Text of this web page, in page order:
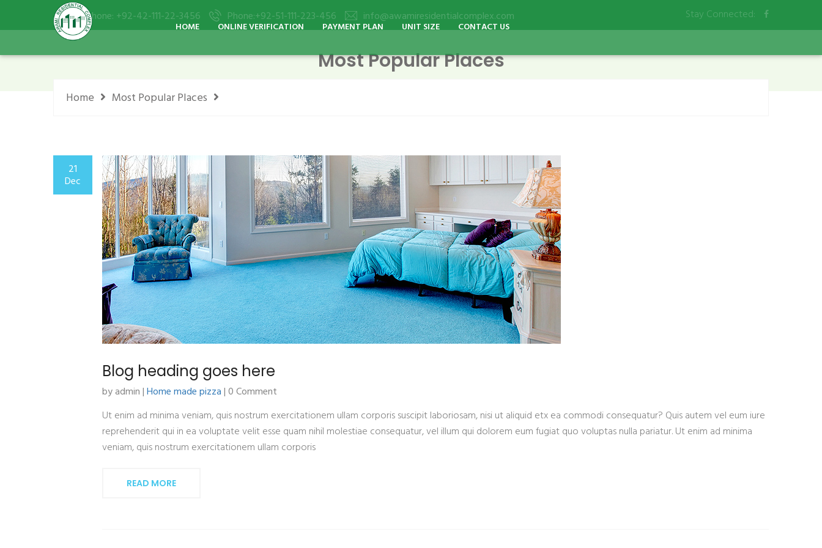
Phone: +92-42-111-22-3456 Phone:+92-51-111-223-456 info@awamiresidentialcomplex.com Stay Connected:
HOME ONLINE VERIFICATION PAYMENT PLAN UNIT SIZE CONTACT US
Most Popular Places
Home Most Popular Places
21
Dec
Blog heading goes here
by admin |Home made pizza| 0 Comment
Ut enim ad minima veniam, quis nostrum exercitationem ullam corporis suscipit laboriosam, nisi ut aliquid etx ea commodi consequatur? Quis autem vel eum iure
reprehenderit qui in ea voluptate velit esse quam nihil molestiae consequatur, vel illum qui dolorem eum fugiat quo voluptas nulla pariatur. Ut enim ad minima
veniam, quis nostrum exercitationem ullam corporis
READ MORE